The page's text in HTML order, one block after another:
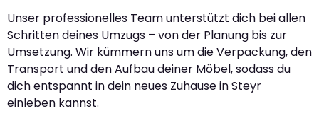
Unser professionelles Team unterstützt dich bei allen
Schritten deines Umzugs – von der Planung bis zur
Umsetzung. Wir kümmern uns um die Verpackung, den
Transport und den Aufbau deiner Möbel, sodass du
dich entspannt in dein neues Zuhause in Steyr
einleben kannst.